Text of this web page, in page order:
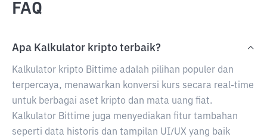
FAQ
Apa Kalkulator kripto terbaik?
Kalkulator kripto Bittime adalah pilihan populer dan
terpercaya, menawarkan konversi kurs secara real-time
untuk berbagai aset kripto dan mata uang fiat.
Kalkulator Bittime juga menyediakan fitur tambahan
seperti data historis dan tampilan UI/UX yang baik